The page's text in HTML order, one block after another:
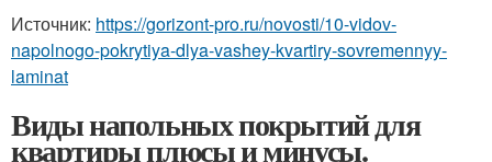
Источник: https://gorizont-pro.ru/novosti/10-vidov-
napolnogo-pokrytiya-dlya-vashey-kvartiry-sovremennyy-
laminat
Виды напольных покрытий для
квартиры плюсы и минусы.